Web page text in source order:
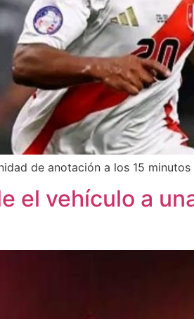
de anotación a los 15
el vehículo a